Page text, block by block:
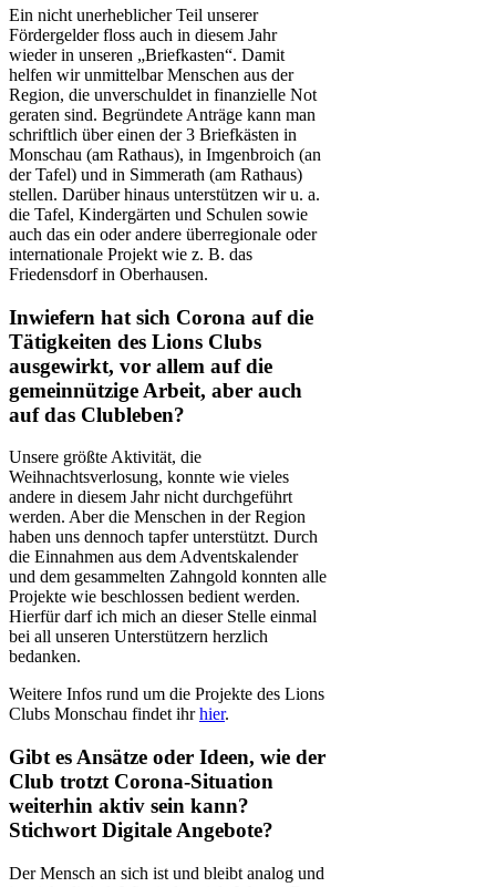
Ein nicht unerheblicher Teil unserer
Fördergelder floss auch in diesem Jahr
wieder in unseren „Briefkasten“. Damit
helfen wir unmittelbar Menschen aus der
Region, die unverschuldet in finanzielle Not
geraten sind. Begründete Anträge kann man
schriftlich über einen der 3 Briefkästen in
Monschau (am Rathaus), in Imgenbroich (an
der Tafel) und in Simmerath (am Rathaus)
stellen. Darüber hinaus unterstützen wir u. a.
die Tafel, Kindergärten und Schulen sowie
auch das ein oder andere überregionale oder
internationale Projekt wie z. B. das
Friedensdorf in Oberhausen.
Inwiefern hat sich Corona auf die
Tätigkeiten des Lions Clubs
ausgewirkt, vor allem auf die
gemeinnützige Arbeit, aber auch
auf das Clubleben?
Unsere größte Aktivität, die
Weihnachtsverlosung, konnte wie vieles
andere in diesem Jahr nicht durchgeführt
werden. Aber die Menschen in der Region
haben uns dennoch tapfer unterstützt. Durch
die Einnahmen aus dem Adventskalender
und dem gesammelten Zahngold konnten alle
Projekte wie beschlossen bedient werden.
Hierfür darf ich mich an dieser Stelle einmal
bei all unseren Unterstützern herzlich
bedanken.
Weitere Infos rund um die Projekte des Lions
Clubs Monschau findet ihrhier.
Gibt es Ansätze oder Ideen, wie der
Club trotzt Corona-Situation
weiterhin aktiv sein kann?
Stichwort Digitale Angebote?
Der Mensch an sich ist und bleibt analog und